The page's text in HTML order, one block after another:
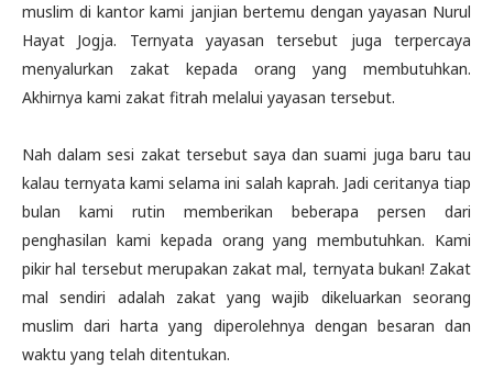
muslim di kantor kami janjian bertemu dengan yayasan Nurul
Hayat Jogja. Ternyata yayasan tersebut juga terpercaya
menyalurkan zakat kepada orang yang membutuhkan.
Akhirnya kami zakat fitrah melalui yayasan tersebut.
Nah dalam sesi zakat tersebut saya dan suami juga baru tau
kalau ternyata kami selama ini salah kaprah. Jadi ceritanya tiap
bulan kami rutin memberikan beberapa persen dari
penghasilan kami kepada orang yang membutuhkan. Kami
pikir hal tersebut merupakan zakat mal, ternyata bukan! Zakat
mal sendiri adalah zakat yang wajib dikeluarkan seorang
muslim dari harta yang diperolehnya dengan besaran dan
waktu yang telah ditentukan.